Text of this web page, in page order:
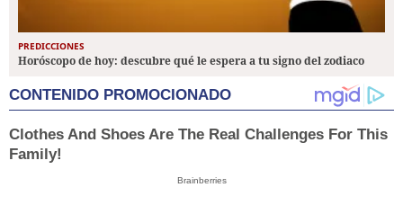
PREDICCIONES
Horóscopo de hoy: descubre qué le espera a tu signo del zodiaco
CONTENIDO PROMOCIONADO
Clothes And Shoes Are The Real Challenges For This
Family!
Brainberries